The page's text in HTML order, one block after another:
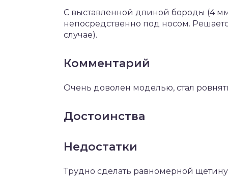
С выставленной длиной бороды (4
непосредственно под носом.
случае).
Комментарий
Очень доволен моделью, стал
Достоинства
Недостатки
Трудно сделать равномерной